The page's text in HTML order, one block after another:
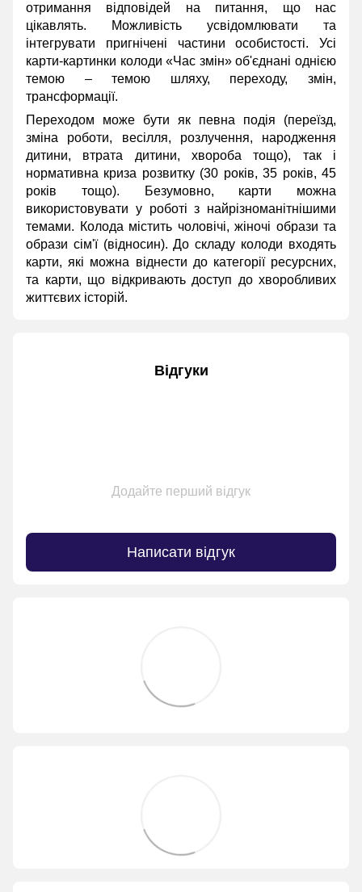
отримання відповідей на питання, що нас
цікавлять. Можливість усвідомлювати та
інтегрувати пригнічені частини особистості. Усі
карти-картинки колоди «Час змін» об'єднані однією
темою – темою шляху, переходу, змін,
трансформації.
Переходом може бути як певна подія (переїзд,
зміна роботи, весілля, розлучення, народження
дитини, втрата дитини, хвороба тощо), так і
нормативна криза розвитку (30 років, 35 років, 45
років тощо). Безумовно, карти можна
використовувати у роботі з найрізноманітнішими
темами. Колода містить чоловічі, жіночі образи та
образи сім'ї (відносин). До складу колоди входять
карти, які можна віднести до категорії ресурсних,
та карти, що відкривають доступ до хворобливих
життєвих історій.
Відгуки
Додайте перший відгук
Написати відгук